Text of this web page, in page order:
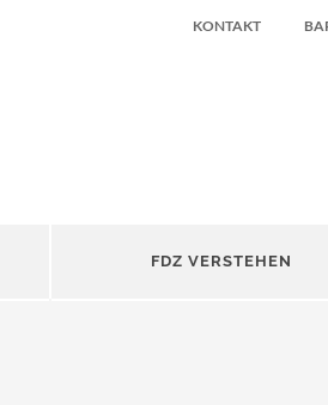
KONTAKT
FDZ VERSTEHEN